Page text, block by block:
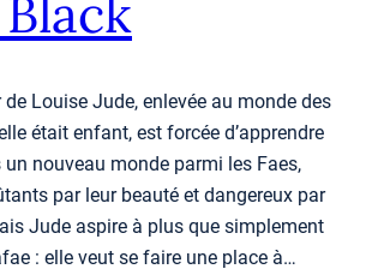
Louise Jude, enlevée au monde des
était enfant, est forcée d’apprendre
nouveau monde parmi les Faes,
par leur beauté et dangereux par
Jude aspire à plus que simplement
: elle veut se faire une place à…